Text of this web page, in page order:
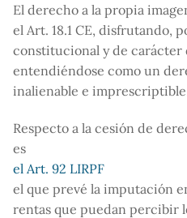
El derecho a la propia
el Art. 18.1 CE, disfrutando,
constitucional y de carácter
entendiéndose como un
inalienable e
Respecto a la cesión de
es
el Art. 92 LIRPF
el que prevé la imputación
rentas que puedan percibir